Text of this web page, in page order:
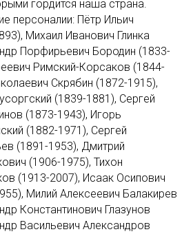
гордится наша страна.
персоналии: Пётр Ильич
Михаил Иванович Глинка
Порфирьевич Бородин (1833-
Римский-Корсаков (1844-
Скрябин (1872-1915),
(1839-1881), Сергей
(1873-1943), Игорь
(1882-1971), Сергей
(1891-1953), Дмитрий
(1906-1975), Тихон
(1913-2007), Исаак Осипович
Милий Алексеевич Балакирев
Константинович Глазунов
Васильевич Александров